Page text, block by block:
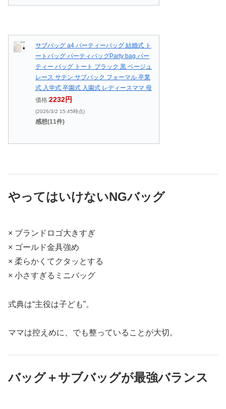
サブバッグ a4 パーティーバッグ 結婚式 ト
ートバッグ パーティバッグParty bag パー
ティー バッグ トート ブラック 黒 ベージュ
レース サテン サブバック フォーマル 卒業
式 入学式 卒園式 入園式 レディースママ 母
価格:2232円
(2026/3/2 15:45時点)
感想(11件)
やってはいけないNGバッグ
× ブランドロゴ大きすぎ
× ゴールド金具強め
× 柔らかくてクタッとする
× 小さすぎるミニバッグ
式典は“主役は子ども”。
ママは控えめに、でも整っていることが大切。
バッグ＋サブバッグが最強バランス